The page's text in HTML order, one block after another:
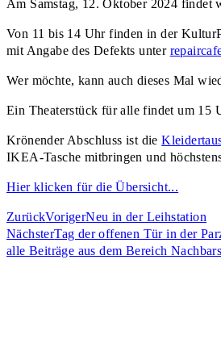
Am Samstag, 12. Oktober 2024 findet
Von 11 bis 14 Uhr finden in der
mit Angabe des Defekts unter
Wer möchte, kann auch dieses Mal
Ein Theaterstück für alle findet um 15
Krönender Abschluss ist die
IKEA-Tasche mitbringen und
Hier klicken für die Übersicht...
ZurückVorigerNeu in der Leihstation
NächsterTag der offenen Tür in der
alle Beiträge aus dem Bereich